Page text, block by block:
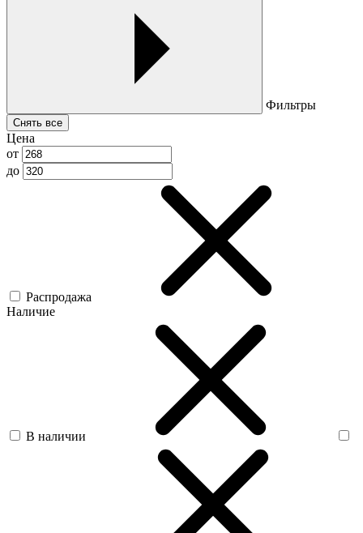
Фильтры
Снять все
Цена
от
до
Распродажа
Наличие
В наличии